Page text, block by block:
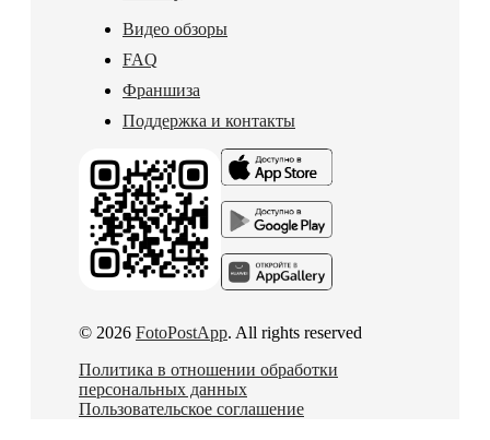
Видео обзоры
FAQ
Франшиза
Поддержка и контакты
© 2026 FotoPostApp. All rights reserved
Политика в отношении обработки
персональных данных
Пользовательское соглашение